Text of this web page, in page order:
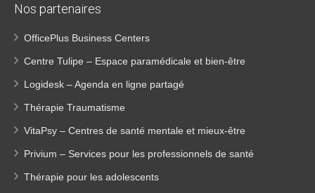
Nos partenaires
OfficePlus Business Centers
Centre Tulipe – Espace paramédicale et bien-être
Logidesk – Agenda en ligne partagé
Thérapie Traumatisme
VitaPsy – Centres de santé mentale et mieux-être
Privium – Services pour les professionnels de santé
Thérapie pour les adolescents